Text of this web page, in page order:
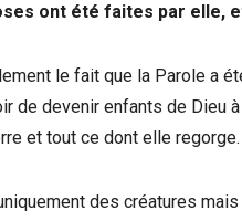
ont été faites par elle,
le fait que la Parole a
de devenir enfants de Dieu
et tout ce dont elle regorge.
des créatures